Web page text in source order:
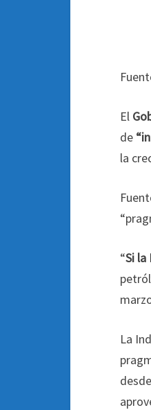
El
de
la
“Si la
La
desde